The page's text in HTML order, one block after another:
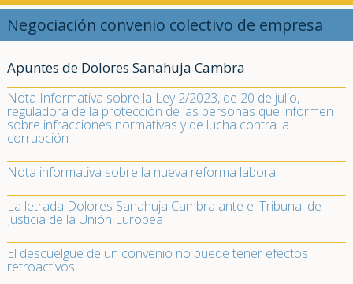
Negociación convenio colectivo de empresa
Apuntes de Dolores Sanahuja Cambra
Nota Informativa sobre la Ley 2/2023, de 20 de julio,
reguladora de la protección de las personas que informen
sobre infracciones normativas y de lucha contra la
corrupción
Nota informativa sobre la nueva reforma laboral
La letrada Dolores Sanahuja Cambra ante el Tribunal de
Justicia de la Unión Europea
El descuelgue de un convenio no puede tener efectos
retroactivos